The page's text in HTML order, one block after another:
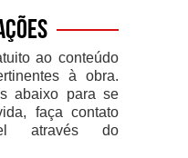
ao conteúdo
à obra.
abaixo para se
faça contato
através do